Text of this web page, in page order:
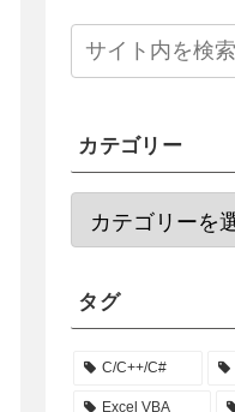
カテゴリー
タグ
C/C++/C#
Excel VBA